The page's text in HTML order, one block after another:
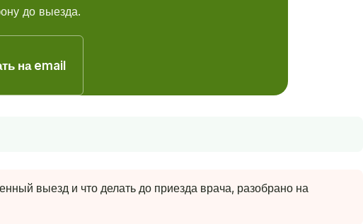
до выезда.
на email
выезд и что делать до приезда врача, разобрано на